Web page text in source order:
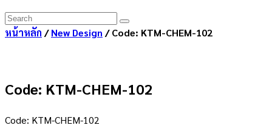
หน้าหลัก /New Design / Code: KTM-CHEM-102
Code: KTM-CHEM-102
Code: KTM-CHEM-102